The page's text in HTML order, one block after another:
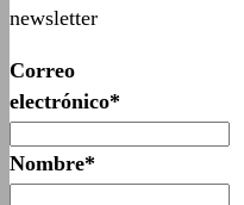
newsletter
Correo
electrónico*
Nombre*